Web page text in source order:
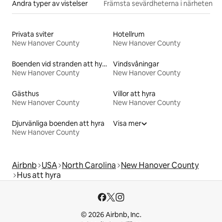
Andra typer av vistelser Främsta sevärdheterna i närheten
Privata sviter
New Hanover County
Hotellrum
New Hanover County
Boenden vid stranden att hyra
New Hanover County
Vindsvåningar
New Hanover County
Gästhus
New Hanover County
Villor att hyra
New Hanover County
Djurvänliga boenden att hyra
New Hanover County
Visa mer
Airbnb USA North Carolina New Hanover County
Hus att hyra
© 2026 Airbnb, Inc.